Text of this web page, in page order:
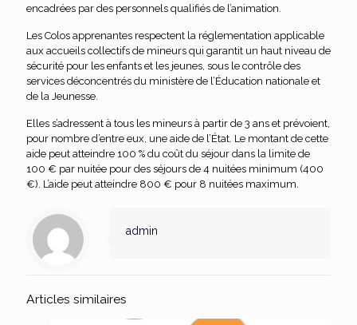
encadrées par des personnels qualifiés de l’animation.
Les Colos apprenantes respectent la réglementation applicable
aux accueils collectifs de mineurs qui garantit un haut niveau de
sécurité pour les enfants et les jeunes, sous le contrôle des
services déconcentrés du ministère de l’Éducation nationale et
de la Jeunesse.
Elles s’adressent à tous les mineurs à partir de 3 ans et prévoient,
pour nombre d’entre eux, une aide de l’État. Le montant de cette
aide peut atteindre 100 % du coût du séjour dans la limite de
100 € par nuitée pour des séjours de 4 nuitées minimum (400
€). L’aide peut atteindre 800 € pour 8 nuitées maximum.
admin
Articles similaires